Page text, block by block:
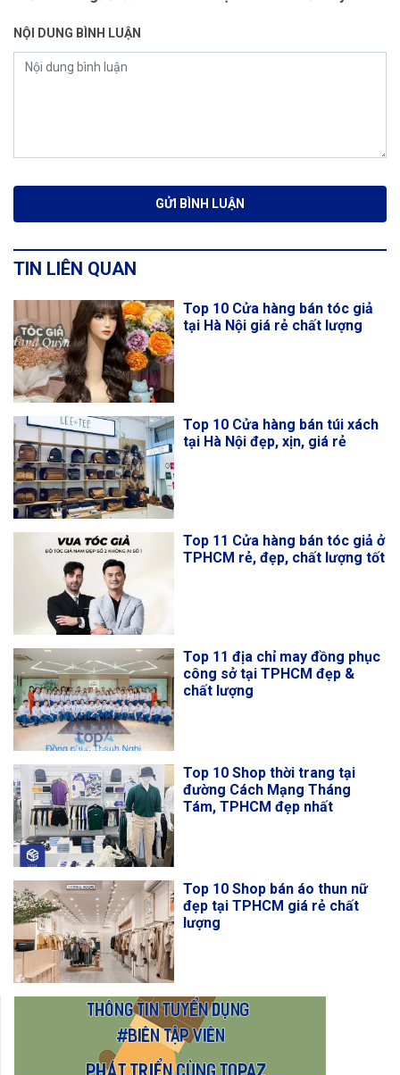
NỘI DUNG BÌNH LUẬN
TIN LIÊN QUAN
Top 10 Cửa hàng bán tóc giả
tại Hà Nội giá rẻ chất lượng
Top 10 Cửa hàng bán túi xách
tại Hà Nội đẹp, xịn, giá rẻ
Top 11 Cửa hàng bán tóc giả ở
TPHCM rẻ, đẹp, chất lượng tốt
Top 11 địa chỉ may đồng phục
công sở tại TPHCM đẹp &
chất lượng
Top 10 Shop thời trang tại
đường Cách Mạng Tháng
Tám, TPHCM đẹp nhất
Top 10 Shop bán áo thun nữ
đẹp tại TPHCM giá rẻ chất
lượng